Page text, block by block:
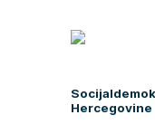
Hercegovine